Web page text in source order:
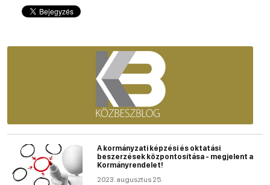
A kormányzati képzési és oktatási
beszerzések központosítása - megjelent a
Kormányrendelet!
2023. augusztus 25.